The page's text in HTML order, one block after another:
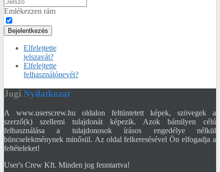
Emlékezzen rám
Bejelentkezés
Elfelejtette
jelszavát?
Elfelejtette
felhasználónevét?
Jogi Nyilatkozat
A www.userscrew.hu oldalon feltüntetett képek, szövegek a
szerző(k) szellemi tulajdonát képezik. Azok bámilyen célú
felhasználása a tulajdonosok írásos engedélye nélkül
büncselekménynek minősül. Az oldal felkeresésével Ön elfogadja a
feltételeket!
User's Crew Kft. Minden jog fenntartva!